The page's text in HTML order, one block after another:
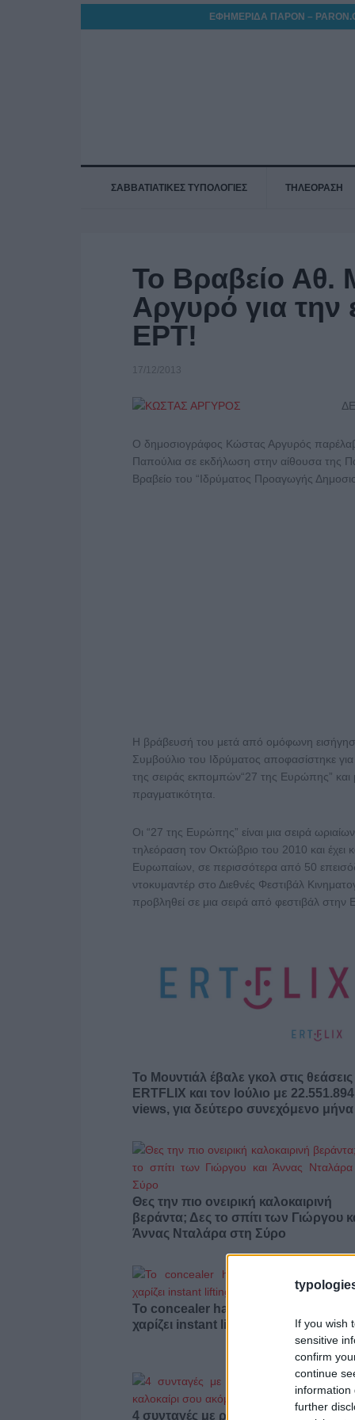
If you wish
sensitive
confirm
continue
information
further
ΕΦΗΜΕΡΙΔΑ ΠΑΡΟΝ –
ΣΑΒΒΑΤΙΑΤΙΚΕΣ ΤΥΠΟΛΟΓΙΕΣ ΤΗΛΕΟΡΑΣΗ
Το Βραβείο
Αργυρό για
ΕΡΤ!
17/12/2013
Ο δημοσιογράφος Κώστας Αργυρός
Παπούλια σε εκδήλωση στην αίθουσα της
Βραβείο του “Ιδρύματος Προαγωγής
Η βράβευσή του μετά από ομόφωνη
Συμβούλιο του Ιδρύματος αποφασίστηκε
της σειράς εκπομπών“27 της Ευρώπης” και
πραγματικότητα.
Οι “27 της Ευρώπης” είναι μια σειρά
τηλεόραση τον Οκτώβριο του 2010 και έχει
Ευρωπαίων, σε περισσότερα από 50
ντοκυμαντέρ στο Διεθνές Φεστιβάλ
προβληθεί σε μια σειρά από φεστιβάλ στην
Το Μουντιάλ έβαλε γκολ στις
ERTFLIX και τον Ιούλιο με 22.551.894
views, για δεύτερο συνεχόμενο μήνα
Θες την πιο ονειρική καλοκαιρινή
βεράντα; Δες το σπίτι των Γιώργου
Άννας Νταλάρα στη Σύρο
Το concealer hack της Hailey Bieber
χαρίζει instant lifting στο βλέμμα
4 συνταγές με ροδάκινο που θα